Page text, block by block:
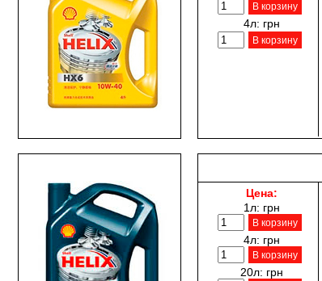
В корзину
4л: грн
В корзину
Цена:
1л: грн
В корзину
4л: грн
В корзину
20л: грн